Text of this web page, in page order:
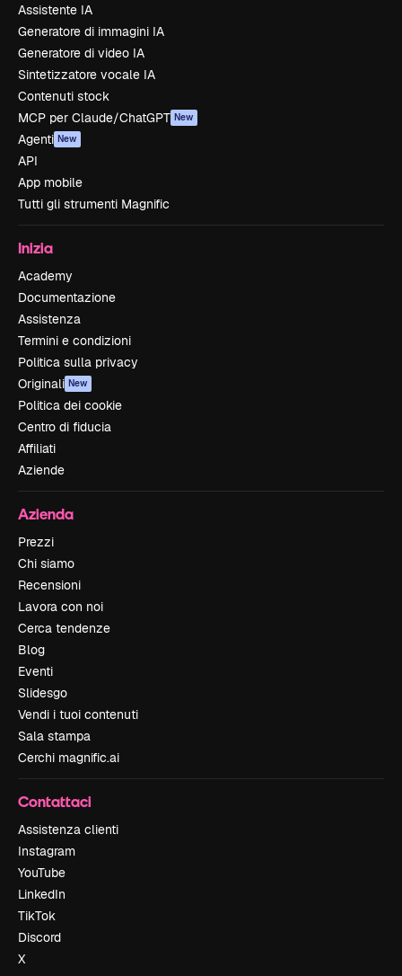
Assistente IA
Generatore di immagini IA
Generatore di video IA
Sintetizzatore vocale IA
Contenuti stock
MCP per Claude/ChatGPT New
Agenti New
API
App mobile
Tutti gli strumenti Magnific
Inizia
Academy
Documentazione
Assistenza
Termini e condizioni
Politica sulla privacy
Originali New
Politica dei cookie
Centro di fiducia
Affiliati
Aziende
Azienda
Prezzi
Chi siamo
Recensioni
Lavora con noi
Cerca tendenze
Blog
Eventi
Slidesgo
Vendi i tuoi contenuti
Sala stampa
Cerchi magnific.ai
Contattaci
Assistenza clienti
Instagram
YouTube
LinkedIn
TikTok
Discord
X